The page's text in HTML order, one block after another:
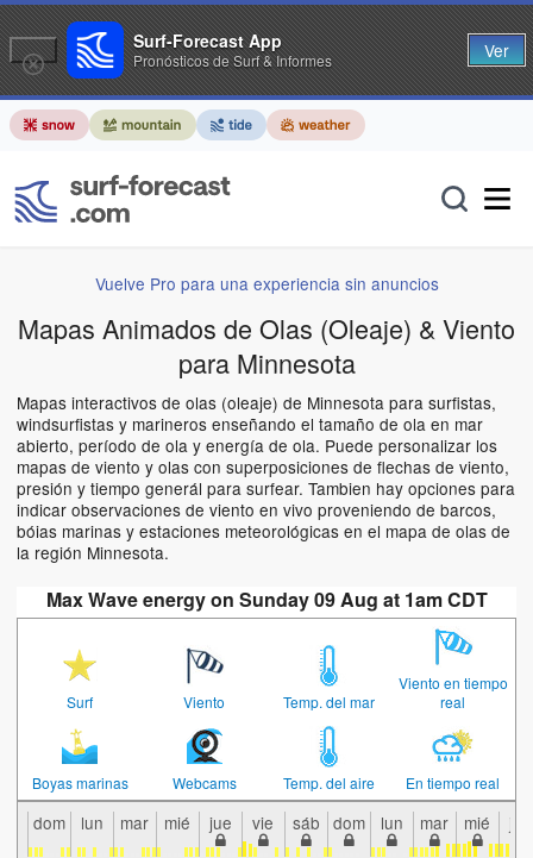
Vuelve Pro para una experiencia sin anuncios
Mapas Animados de Olas (Oleaje) & Viento
para Minnesota
Mapas interactivos de olas (oleaje) de Minnesota para surfistas,
windsurfistas y marineros enseñando el tamaño de ola en mar
abierto, período de ola y energía de ola. Puede personalizar los
mapas de viento y olas con superposiciones de flechas de viento,
presión y tiempo generál para surfear. Tambien hay opciones para
indicar observaciones de viento en vivo proveniendo de barcos,
bóias marinas y estaciones meteorológicas en el mapa de olas de
la región Minnesota.
Max Wave energy on Sunday 09 Aug at 1am CDT
Surf Viento Temp. del mar
Viento en tiempo
real
Boyas marinas Webcams Temp. del aire En tiempo real
dom lun mar mié jue vie sáb dom lun mar mié jue
Surf-Forecast App
Pronósticos de Surf & Informes Ver